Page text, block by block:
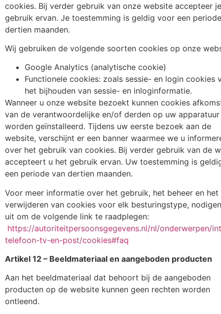
cookies. Bij verder gebruik van onze website accepteer
gebruik ervan. Je toestemming is geldig voor een
dertien maanden.
Wij gebruiken de volgende soorten cookies op onze
Google Analytics (analytische cookie) ​​​​​​
Functionele cookies: zoals sessie- en login cookies
het bijhouden van sessie- en inloginformatie.
Wanneer u onze website bezoekt kunnen cookies
van de verantwoordelijke en/of derden op uw apparatuur
worden geïnstalleerd. Tijdens uw eerste bezoek aan de
website, verschijnt er een banner waarmee we u
over het gebruik van cookies. Bij verder gebruik van de
accepteert u het gebruik ervan. Uw toestemming is
een periode van dertien maanden.
Voor meer informatie over het gebruik, het beheer en het
verwijderen van cookies voor elk besturingstype,
uit om de volgende link te raadplegen:
https://autoriteitpersoonsgegevens.nl/nl/onderwerpen/
telefoon-tv-en-post/cookies#faq
Artikel 12 – Beeldmateriaal en aangeboden producten
Aan het beeldmateriaal dat behoort bij de aangeboden
producten op de website kunnen geen rechten worden
ontleend.